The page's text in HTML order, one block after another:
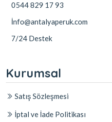
0544 829 17 93
İnfo@antalyaperuk.com
7/24 Destek
Kurumsal
Satış Sözleşmesi
İptal ve İade Politikası